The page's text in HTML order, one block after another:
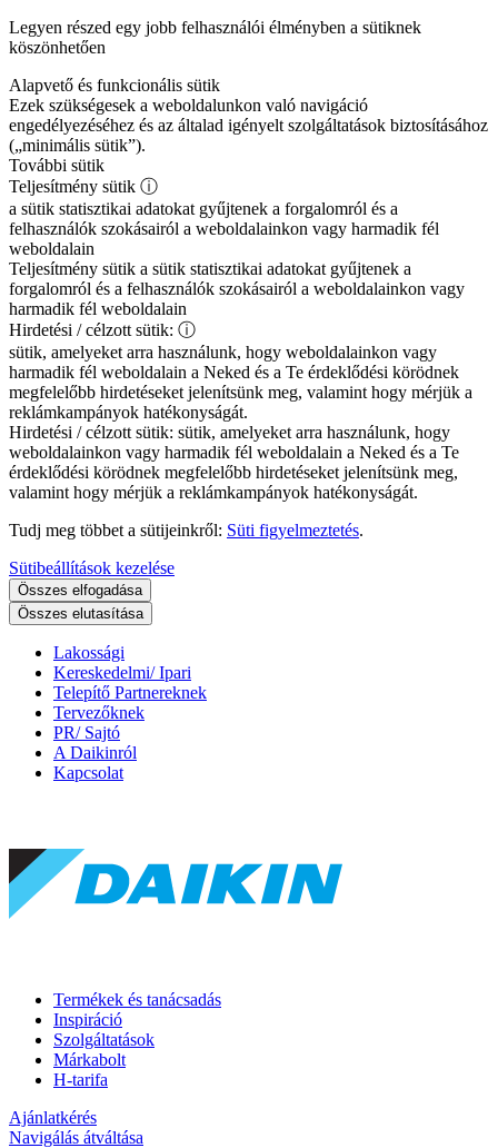
Legyen részed egy jobb felhasználói élményben a sütiknek
köszönhetően
Alapvető és funkcionális sütik
Ezek szükségesek a weboldalunkon való navigáció
engedélyezéséhez és az általad igényelt szolgáltatások biztosításához
(„minimális sütik”).
További sütik
Teljesítmény sütik ⓘ
a sütik statisztikai adatokat gyűjtenek a forgalomról és a
felhasználók szokásairól a weboldalainkon vagy harmadik fél
weboldalain
Teljesítmény sütik a sütik statisztikai adatokat gyűjtenek a
forgalomról és a felhasználók szokásairól a weboldalainkon vagy
harmadik fél weboldalain
Hirdetési / célzott sütik: ⓘ
sütik, amelyeket arra használunk, hogy weboldalainkon vagy
harmadik fél weboldalain a Neked és a Te érdeklődési körödnek
megfelelőbb hirdetéseket jelenítsünk meg, valamint hogy mérjük a
reklámkampányok hatékonyságát.
Hirdetési / célzott sütik: sütik, amelyeket arra használunk, hogy
weboldalainkon vagy harmadik fél weboldalain a Neked és a Te
érdeklődési körödnek megfelelőbb hirdetéseket jelenítsünk meg,
valamint hogy mérjük a reklámkampányok hatékonyságát.
Tudj meg többet a sütijeinkről: Süti figyelmeztetés.
Sütibeállítások kezelése
Összes elfogadása
Összes elutasítása
Lakossági
Kereskedelmi/ Ipari
Telepítő Partnereknek
Tervezőknek
PR/ Sajtó
A Daikinról
Kapcsolat
Termékek és tanácsadás
Inspiráció
Szolgáltatások
Márkabolt
H-tarifa
Ajánlatkérés
Navigálás átváltása